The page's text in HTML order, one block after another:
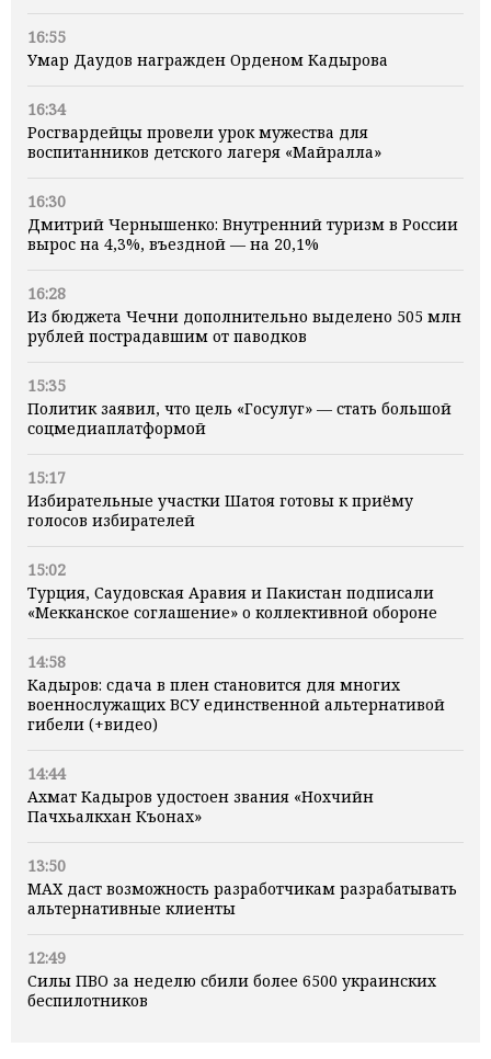
16:55
Умар Даудов награжден Орденом Кадырова
16:34
Росгвардейцы провели урок мужества для
воспитанников детского лагеря «Майралла»
16:30
Дмитрий Чернышенко: Внутренний туризм в России
вырос на 4,3%, въездной — на 20,1%
16:28
Из бюджета Чечни дополнительно выделено 505 млн
рублей пострадавшим от паводков
15:35
Политик заявил, что цель «Госулуг» — стать большой
соцмедиаплатформой
15:17
Избирательные участки Шатоя готовы к приёму
голосов избирателей
15:02
Турция, Саудовская Аравия и Пакистан подписали
«Мекканское соглашение» о коллективной обороне
14:58
Кадыров: сдача в плен становится для многих
военнослужащих ВСУ единственной альтернативой
гибели (+видео)
14:44
Ахмат Кадыров удостоен звания «Нохчийн
Пачхьалкхан Къонах»
13:50
MAX даст возможность разработчикам разрабатывать
альтернативные клиенты
12:49
Силы ПВО за неделю сбили более 6500 украинских
беспилотников